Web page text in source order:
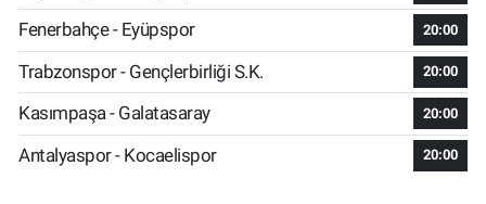
Fenerbahçe - Eyüpspor 20:00
Trabzonspor - Gençlerbirliği S.K. 20:00
Kasımpaşa - Galatasaray 20:00
Antalyaspor - Kocaelispor 20:00